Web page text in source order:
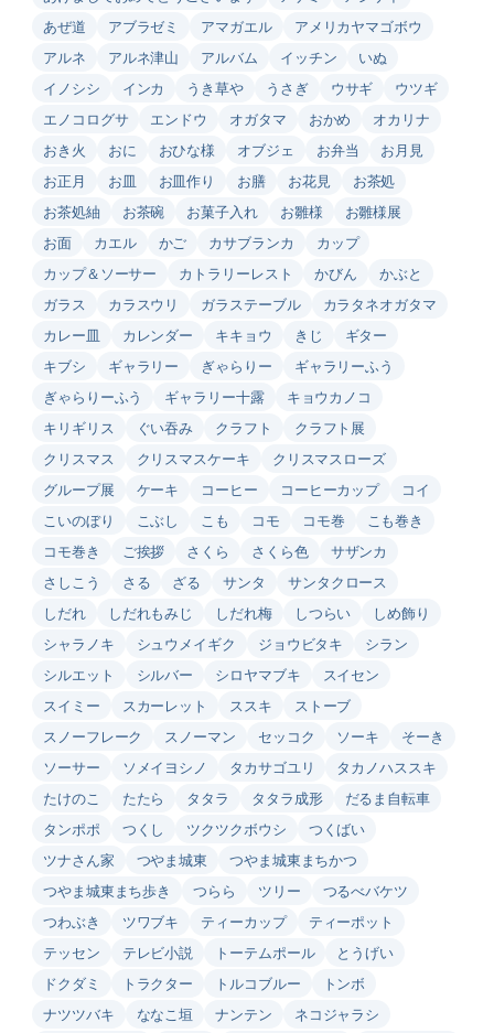
あぜ道
アブラゼミ アマガエル
アメリカヤマゴボウ
アルネ
アルネ津山 アルバム イッチン
いぬ
イノシシ
インカ うき草や うさぎ ウサギ
ウツギ
エノコログサ
エンドウ オガタマ おかめ
オカリナ
おき火
おに おひな様 オブジェ お弁当
お月見
お正月
お皿 お皿作り お膳 お花見
お茶処
お茶処紬
お茶碗 お菓子入れ お雛様
お雛様展
お面
カエル かご カサブランカ
カップ
カップ＆ソーサー
カトラリーレスト かびん
かぶと
ガラス
カラスウリ ガラステーブル
カラタネオガタマ
カレー皿
カレンダー キキョウ きじ
ギター
キブシ
ギャラリー ぎゃらりー
ギャラリーふう
ぎゃらりーふう
ギャラリー十露
キョウカノコ
キリギリス
ぐい吞み クラフト
クラフト展
クリスマス
クリスマスケーキ
クリスマスローズ
グループ展
ケーキ コーヒー コーヒーカップ
コイ
こいのぼり
こぶし こも コモ コモ巻
こも巻き
コモ巻き
ご挨拶 さくら さくら色
サザンカ
さしこう
さる ざる サンタ
サンタクロース
しだれ
しだれもみじ しだれ梅 しつらい
しめ飾り
シャラノキ
シュウメイギク ジョウビタキ
シラン
シルエット
シルバー シロヤマブキ
スイセン
スイミー
スカーレット ススキ
ストーブ
スノーフレーク
スノーマン セッコク ソーキ
そーき
ソーサー
ソメイヨシノ タカサゴユリ
タカノハススキ
たけのこ
たたら タタラ タタラ成形
だるま自転車
タンポポ
つくし ツクツクボウシ
つくばい
ツナさん家
つやま城東
つやま城東まちかつ
つやま城東まち歩き
つらら ツリー
つるべバケツ
つわぶき
ツワブキ ティーカップ
ティーポット
テッセン
テレビ小説 トーテムポール
とうげい
ドクダミ
トラクター トルコブルー
トンボ
ナツツバキ
ななこ垣 ナンテン
ネコジャラシ